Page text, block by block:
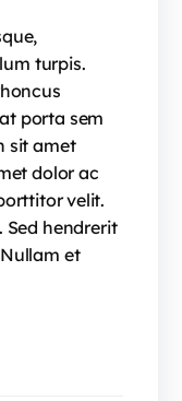
turpis.
porta sem
sit amet
dolor ac
velit.
Sed hendrerit
et